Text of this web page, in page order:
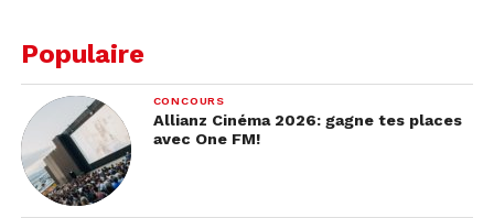
Populaire
CONCOURS
Allianz Cinéma 2026: gagne tes places
avec One FM!